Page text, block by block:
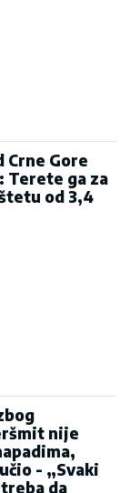
Gore
Terete ga za
od 3,4
nije
- „Svaki
da